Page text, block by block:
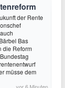
der Rente
Bas
die Reform
müsse dem
vor 6 Minuten